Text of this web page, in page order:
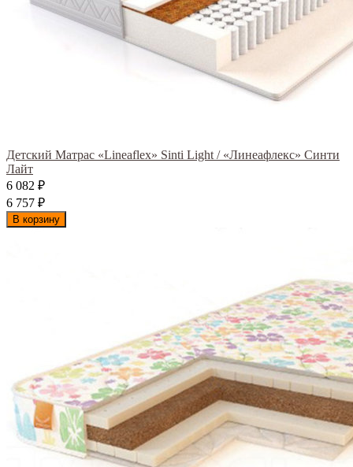
Детский Матрас «Lineaflex» Sinti Light / «Линеафлекс» Синти
Лайт
6 082 ₽
6 757 ₽
В корзину